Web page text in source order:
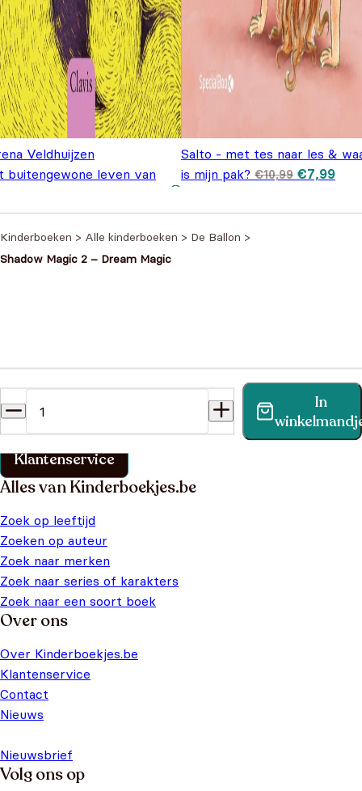
Veldhuijzen
buitengewone leven van
Salto - met tes naar les &
is mijn pak? €10,99 prijs was:
€7,99
Kinderboeken > Alle kinderboeken > De Ballon >
Shadow Magic 2 – Dream Magic
In
Vind binnen no-time antwoord op je vraag op onze
klantenservice pagina.
Klantenservice
Alles van Kinderboekjes.be
Zoek op leeftijd
Zoeken op auteur
Zoek naar merken
Zoek naar series of karakters
Zoek naar een soort boek
Over ons
Over Kinderboekjes.be
Klantenservice
Contact
Nieuws
Nieuwsbrief
Volg ons op